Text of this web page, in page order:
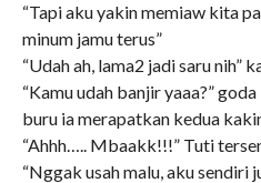
“Tapi aku yakin memiaw kita
minum jamu terus”
“Udah ah, lama2 jadi saru nih”
“Kamu udah banjir yaaa?”
buru ia merapatkan kedua
“Ahhh….. Mbaakk!!!” Tuti
“Nggak usah malu, aku sendiri